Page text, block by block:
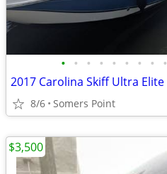
• • • • • • • • •
2017 Carolina Skiff Ultra Elite
8/6 Somers Point
$3,500